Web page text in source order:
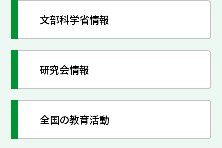
文部科学省情報
研究会情報
全国の教育活動